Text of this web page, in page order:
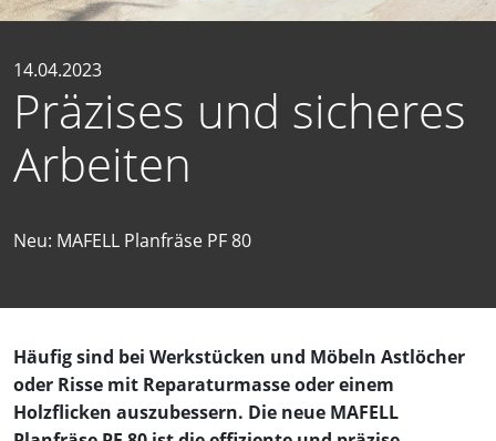
14.04.2023
Präzises und sicheres
Arbeiten
Neu: MAFELL Planfräse PF 80
Häufig sind bei Werkstücken und Möbeln Astlöcher
oder Risse mit Reparaturmasse oder einem
Holzflicken auszubessern. Die neue MAFELL